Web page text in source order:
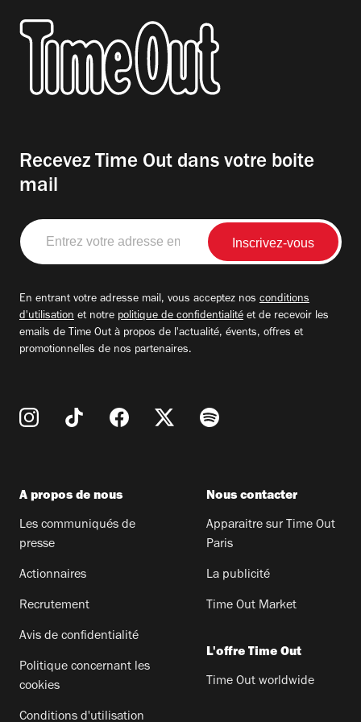
Recevez Time Out dans votre boite
mail
Entrez
votre
adresse
En entrant votre adresse mail, vous acceptez nos conditions
d'utilisation et notre politique de confidentialité et de recevoir les
emails de Time Out à propos de l'actualité, évents, offres et
promotionnelles de nos partenaires.
A propos de nous
Les communiqués de
presse
Actionnaires
Recrutement
Avis de confidentialité
Politique concernant les
cookies
Conditions d'utilisation
Nous contacter
Apparaitre sur Time Out
Paris
La publicité
Time Out Market
L'offre Time Out
Time Out worldwide